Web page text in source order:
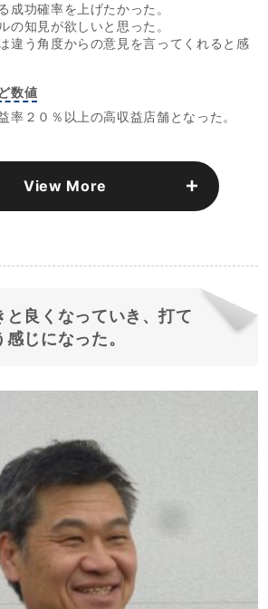
成功確率を上げたかった。
の知見が欲しいと思った。
違う角度からの意見を言ってくれると感
数値
率２０％以上の高収益店舗となった。
View More
と良くなっていき、打て
じになった。